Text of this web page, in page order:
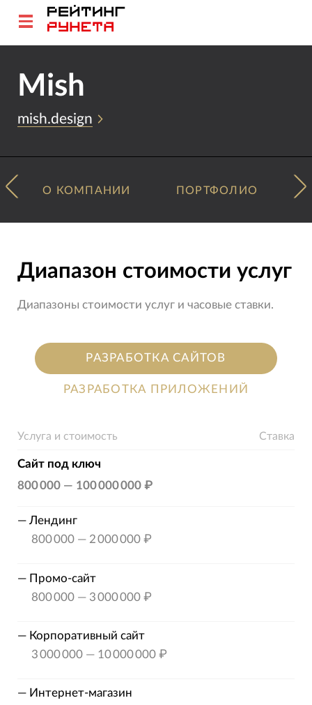
Mish
mish.design
О КОМПАНИИ ПОРТФОЛИО
Диапазон стоимости услуг
Диапазоны стоимости услуг и часовые ставки.
РАЗРАБОТКА САЙТОВ
РАЗРАБОТКА ПРИЛОЖЕНИЙ
Услуга и стоимость Ставка
Сайт под ключ
800 000— 100 000 000 ₽
— Лендинг
800 000— 2 000 000 ₽
— Промо-сайт
800 000— 3 000 000 ₽
— Корпоративный сайт
3 000 000— 10 000 000 ₽
— Интернет-магазин